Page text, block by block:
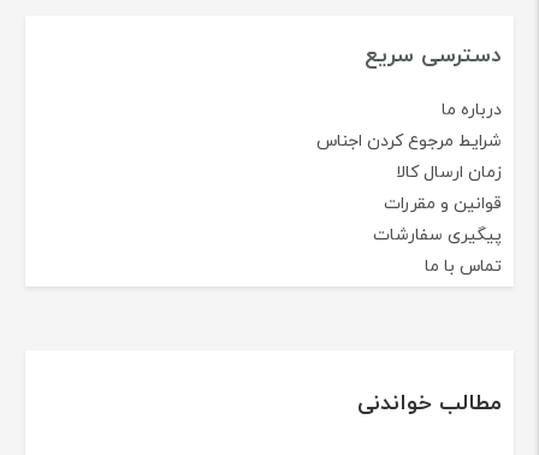
دسترسی سریع
درباره ما
شرایط مرجوع کردن اجناس
زمان ارسال کالا
قوانین و مقررات
پیگیری سفارشات
تماس با ما
مطالب خواندنی